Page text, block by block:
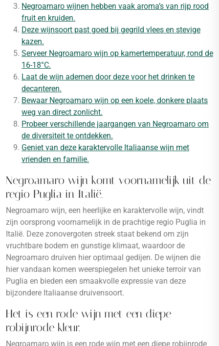
Negroamaro wijnen hebben vaak aroma’s van rijp rood
fruit en kruiden.
Deze wijnsoort past goed bij gegrild vlees en stevige
kazen.
Serveer Negroamaro wijn op kamertemperatuur, rond de
16-18°C.
Laat de wijn ademen door deze voor het drinken te
decanteren.
Bewaar Negroamaro wijn op een koele, donkere plaats
weg van direct zonlicht.
Probeer verschillende jaargangen van Negroamaro om
de diversiteit te ontdekken.
Geniet van deze karaktervolle Italiaanse wijn met
vrienden en familie.
Negroamaro wijn komt voornamelijk uit de
regio Puglia in Italië.
Negroamaro wijn, een heerlijke en karaktervolle wijn, vindt
zijn oorsprong voornamelijk in de prachtige regio Puglia in
Italië. Deze zonovergoten streek staat bekend om zijn
vruchtbare bodem en gunstige klimaat, waardoor de
Negroamaro druiven hier optimaal gedijen. De wijnen die
hier vandaan komen weerspiegelen het unieke terroir van
Puglia en bieden een smaakvolle expressie van deze
bijzondere Italiaanse druivensoort.
Het is een rode wijn met een diepe
robijnrode kleur.
Negroamaro wijn is een rode wijn met een diepe robijnrode